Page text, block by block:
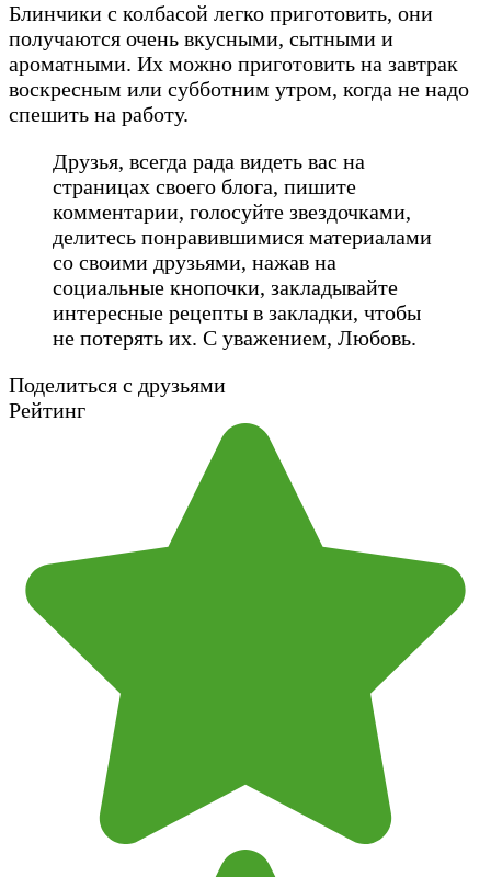
Блинчики с колбасой легко приготовить, они
получаются очень вкусными, сытными и
ароматными. Их можно приготовить на завтрак
воскресным или субботним утром, когда не надо
спешить на работу.
Друзья, всегда рада видеть вас на
страницах своего блога, пишите
комментарии, голосуйте звездочками,
делитесь понравившимися материалами
со своими друзьями, нажав на
социальные кнопочки, закладывайте
интересные рецепты в закладки, чтобы
не потерять их. С уважением, Любовь.
Поделиться с друзьями
Рейтинг